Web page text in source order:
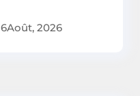
6Août, 2026